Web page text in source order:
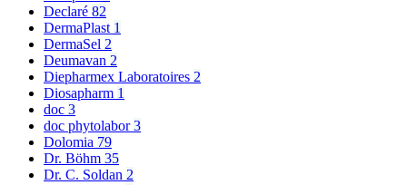
Declaré 82
DermaPlast 1
DermaSel 2
Deumavan 2
Diepharmex Laboratoires 2
Diosapharm 1
doc 3
doc phytolabor3
Dolomia 79
Dr. Böhm 35
Dr. C. Soldan 2